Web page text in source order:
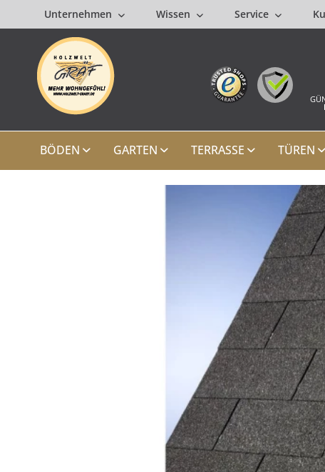
Unternehmen Wissen Service
BÖDEN GARTEN TERRASSE TÜREN